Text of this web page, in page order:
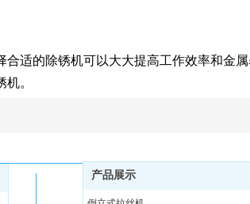
适的除锈机可以大大提高工作效率和金
。
产品展示